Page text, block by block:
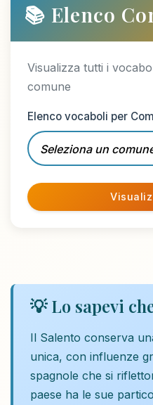
📚 Elenco
Visualizza tutti i
comune
Elenco vocaboli per
💡 Lo sapevi
Il Salento conserva
unica, con influenze
spagnole che si
paese ha le sue